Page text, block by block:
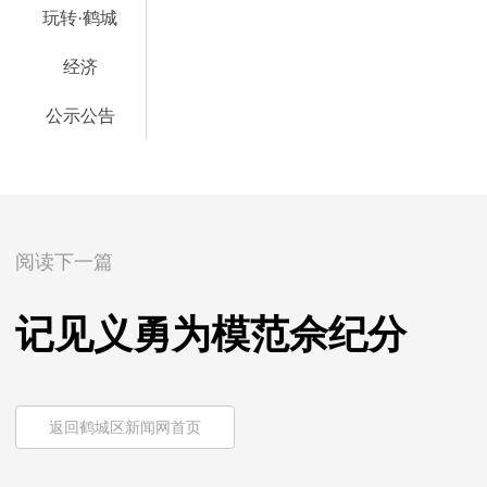
玩转·鹤城
经济
公示公告
阅读下一篇
记见义勇为模范佘纪分
返回鹤城区新闻网首页